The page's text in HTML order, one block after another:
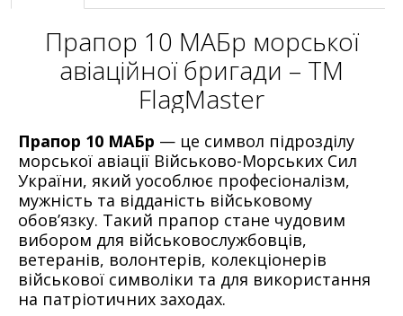
Прапор 10 МАБр морської
авіаційної бригади – ТМ
FlagMaster
Прапор 10 МАБр — це символ підрозділу
морської авіації Військово-Морських Сил
України, який уособлює професіоналізм,
мужність та відданість військовому
обов’язку. Такий прапор стане чудовим
вибором для військовослужбовців,
ветеранів, волонтерів, колекціонерів
військової символіки та для використання
на патріотичних заходах.